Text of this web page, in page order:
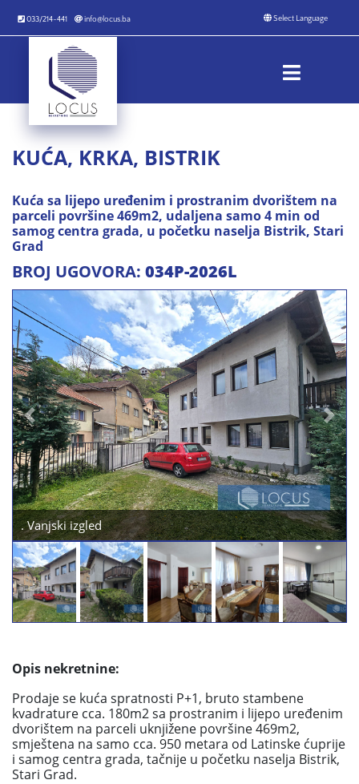
033/214-441 info@locus.ba
KUĆA, KRKA, BISTRIK
Kuća sa lijepo uređenim i prostranim dvorištem na
parceli površine 469m2, udaljena samo 4 min od
samog centra grada, u početku naselja Bistrik, Stari
Grad
BROJ UGOVORA: 034P-2026L
. Vanjski izgled
Previous Next
Opis nekretnine:
Prodaje se kuća spratnosti P+1, bruto stambene
kvadrature cca. 180m2 sa prostranim i lijepo uređenim
dvorištem na parceli uknjižene površine 469m2,
smještena na samo cca. 950 metara od Latinske ćuprije
i samog centra grada, tačnije u početku naselja Bistrik,
Stari Grad.